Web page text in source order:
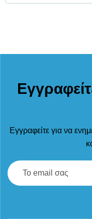
Εγγραφείτε για να